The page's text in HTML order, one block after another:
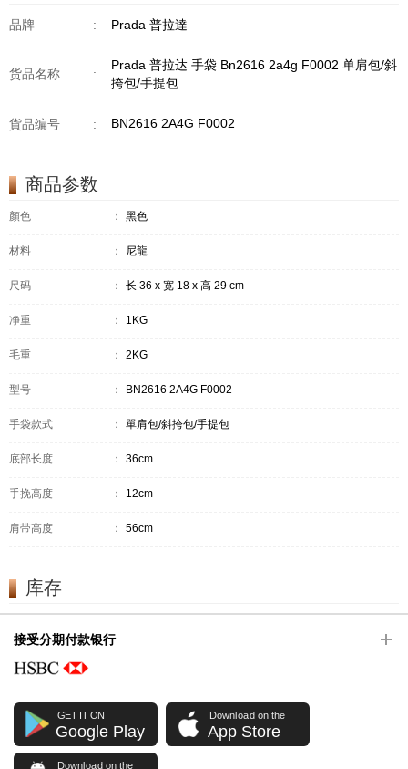
品牌 : Prada 普拉達
货品名称 :
Prada 普拉达 手袋 Bn2616 2a4g F0002 单肩包/斜
挎包/手提包
貨品编号 : BN2616 2A4G F0002
商品参数
顏色 ： 黑色
材料 ： 尼龍
尺码 ： 长 36 x 宽 18 x 高 29 cm
净重 ： 1KG
毛重 ： 2KG
型号 ： BN2616 2A4G F0002
手袋款式 ： 單肩包/斜挎包/手提包
底部长度 ： 36cm
手挽高度 ： 12cm
肩带高度 ： 56cm
库存
接受分期付款银行
GET IT ON
Google Play
Download on the
App Store
Download on the